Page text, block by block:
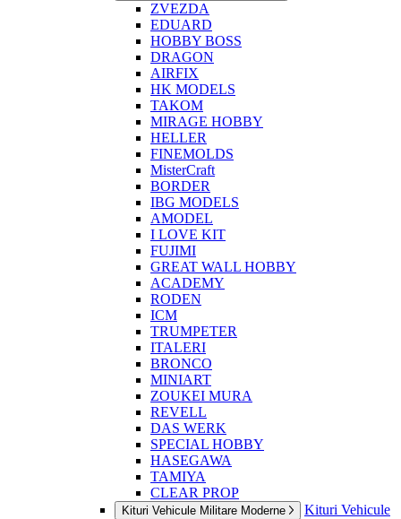
ZVEZDA
EDUARD
HOBBY BOSS
DRAGON
AIRFIX
HK MODELS
TAKOM
MIRAGE HOBBY
HELLER
FINEMOLDS
MisterCraft
BORDER
IBG MODELS
AMODEL
I LOVE KIT
FUJIMI
GREAT WALL HOBBY
ACADEMY
RODEN
ICM
TRUMPETER
ITALERI
BRONCO
MINIART
ZOUKEI MURA
REVELL
DAS WERK
SPECIAL HOBBY
HASEGAWA
TAMIYA
CLEAR PROP
Kituri Vehicule Militare Moderne
Kituri Vehicule